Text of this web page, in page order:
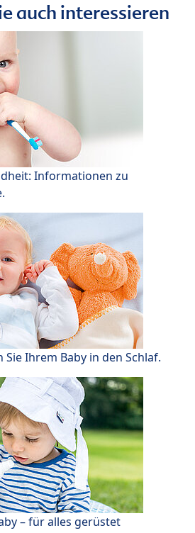
auch interessieren
Informationen zu
Ihrem Baby in den Schlaf.
– für alles gerüstet